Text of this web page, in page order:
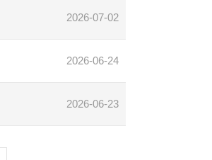
2026-07-02
2026-06-24
2026-06-23